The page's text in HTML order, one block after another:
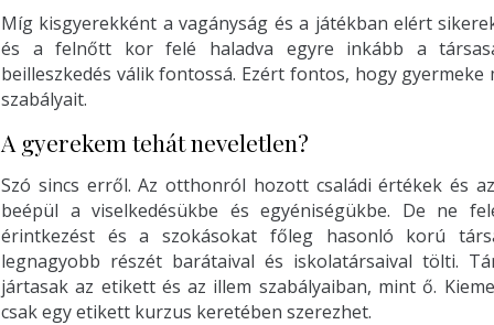
Míg kisgyerekként a vagányság és a játékban elért
és a felnőtt kor felé haladva egyre inkább a
beilleszkedés válik fontossá. Ezért fontos, hogy
szabályait.
A gyerekem tehát neveletlen?
Szó sincs erről. Az otthonról hozott családi értékek és
beépül a viselkedésükbe és egyéniségükbe. De ne
érintkezést és a szokásokat főleg hasonló korú
legnagyobb részét barátaival és iskolatársaival tölti.
jártasak az etikett és az illem szabályaiban, mint ő.
csak egy etikett kurzus keretében szerezhet.